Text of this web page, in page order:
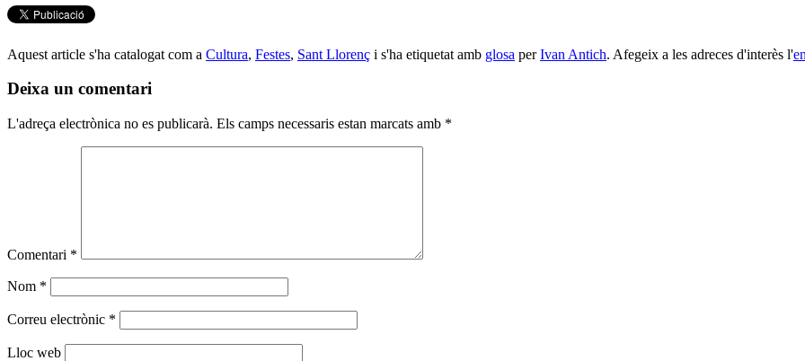
Aquest article s'ha catalogat com a Cultura, Festes, Sant Llorenç i s'ha etiquetat amb glosa perIvan Antich. Afegeix a les adreces d'interès l'
Deixa un comentari
L'adreça electrònica no es publicarà. Els camps necessaris estan marcats amb *
Comentari *
Nom *
Correu electrònic *
Lloc web